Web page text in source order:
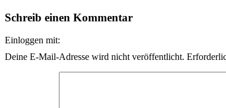
Schreib einen Kommentar
Einloggen mit:
Deine E-Mail-Adresse wird nicht veröffentlicht.